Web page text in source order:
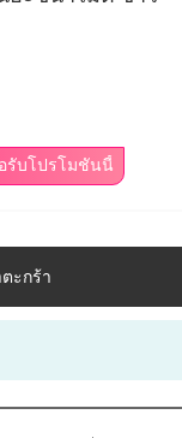
รับโปรโมชันนี้
ะกร้า